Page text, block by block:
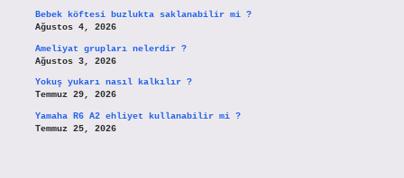
Bebek köftesi buzlukta saklanabilir mi ?
Ağustos 4, 2026
Ameliyat grupları nelerdir ?
Ağustos 3, 2026
Yokuş yukarı nasıl kalkılır ?
Temmuz 29, 2026
Yamaha R6 A2 ehliyet kullanabilir mi ?
Temmuz 25, 2026